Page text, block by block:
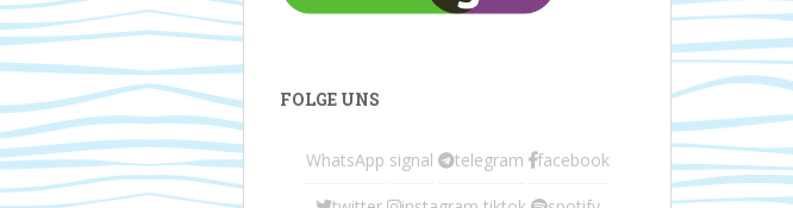
FOLGE UNS
WhatsApp signal telegram facebook